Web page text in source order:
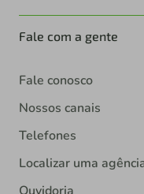
Fale com a gente
Fale conosco
Nossos canais
Telefones
Localizar uma